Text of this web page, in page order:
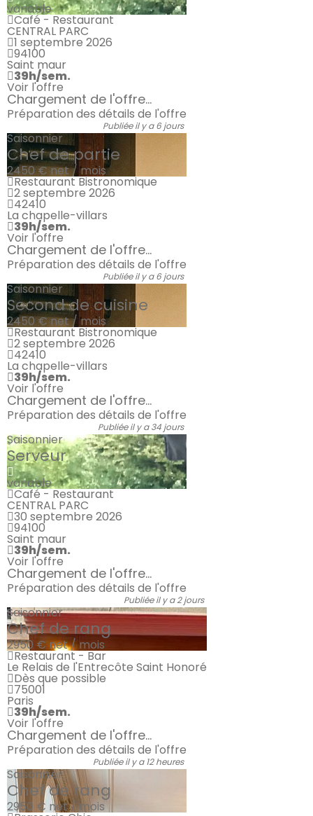
variable
Café - Restaurant
CENTRAL PARC
1 septembre 2026
94100
Saint maur
39h/sem.
Voir l'offre
Chargement de l'offre...
Préparation des détails de l'offre
Publiée il y a 6 jours
Saisonnier
Chef de partie
2450 €net / mois
Restaurant Bistronomique
2 septembre 2026
42410
La chapelle-villars
39h/sem.
Voir l'offre
Chargement de l'offre...
Préparation des détails de l'offre
Publiée il y a 6 jours
Saisonnier
Second de cuisine
2450 €net / mois
Restaurant Bistronomique
2 septembre 2026
42410
La chapelle-villars
39h/sem.
Voir l'offre
Chargement de l'offre...
Préparation des détails de l'offre
Publiée il y a 34 jours
Saisonnier
Serveur
variable
Café - Restaurant
CENTRAL PARC
30 septembre 2026
94100
Saint maur
39h/sem.
Voir l'offre
Chargement de l'offre...
Préparation des détails de l'offre
Publiée il y a 2 jours
Saisonnier
Chef de rang
2950 €net / mois
Restaurant - Bar
Le Relais de l'Entrecôte Saint Honoré
Dès que possible
75001
Paris
39h/sem.
Voir l'offre
Chargement de l'offre...
Préparation des détails de l'offre
Publiée il y a 12 heures
Saisonnier
Chef de rang
2950 € net / mois